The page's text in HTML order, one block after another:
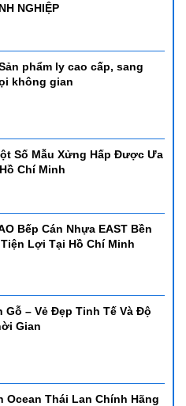
NGHIỆP
phẩm ly cao cấp, sang
không gian
Số Mẫu Xửng Hấp Được Ưa
Chí Minh
Bếp Cán Nhựa EAST Bền
Lợi Tại Hồ Chí Minh
Gỗ – Vẻ Đẹp Tinh Tế Và Độ
Gian
Ocean Thái Lan Chính Hãng